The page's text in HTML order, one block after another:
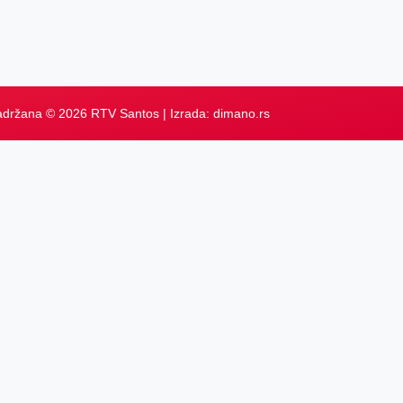
© 2026 RTV Santos | Izrada: dimano.rs